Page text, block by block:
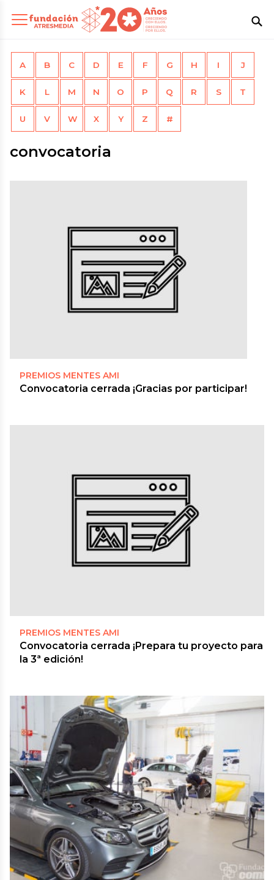
A B C D E F G H I J
K L M N O P Q R S T
U V W X Y Z #
convocatoria
PREMIOS MENTES AMI
Convocatoria cerrada ¡Gracias por participar!
PREMIOS MENTES AMI
Convocatoria cerrada ¡Prepara tu proyecto para
la 3ª edición!